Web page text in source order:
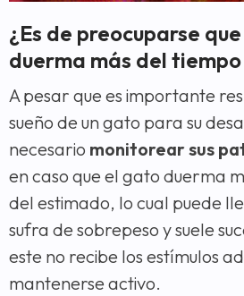
¿Es de preocuparse
duerma más del
A pesar que es importante
sueño de un gato para su
necesario monitorear sus
en caso que el gato duerma
del estimado, lo cual puede
sufra de sobrepeso y suele
este no recibe los estímulos
mantenerse activo.